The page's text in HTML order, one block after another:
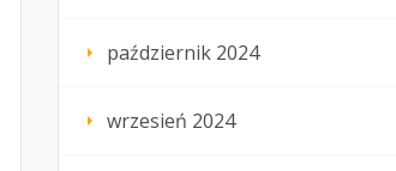
październik 2024
wrzesień 2024